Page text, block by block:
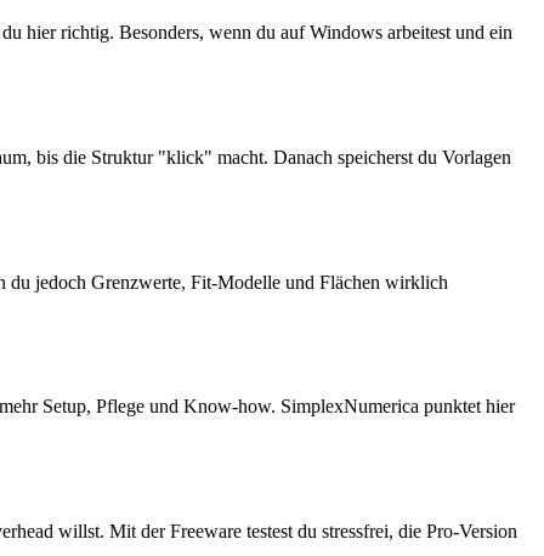
hier richtig. Besonders, wenn du auf Windows arbeitest und ein
bis die Struktur "klick" macht. Danach speicherst du Vorlagen
jedoch Grenzwerte, Fit-Modelle und Flächen wirklich
Setup, Pflege und Know-how. SimplexNumerica punktet hier
willst. Mit der Freeware testest du stressfrei, die Pro-Version